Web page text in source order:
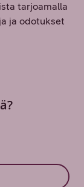
tarjoamalla
ja odotukset